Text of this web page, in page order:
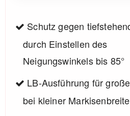
Schutz gegen
durch Einstellen des
Neigungswinkels bis 85°
LB-Ausführung für
bei kleiner